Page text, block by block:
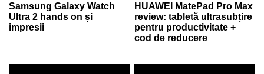
Samsung Galaxy Watch
Ultra 2 hands on și
impresii
HUAWEI MatePad Pro Max
review: tabletă ultrasubțire
pentru productivitate +
cod de reducere